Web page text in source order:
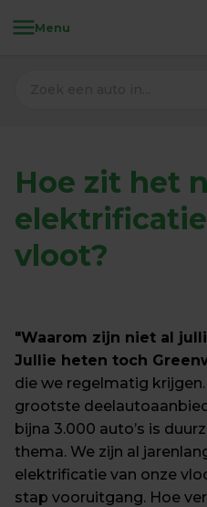
Menu
Hoe zit het
vloot?
"Waarom zijn niet al
Jullie heten toch
die we regelmatig
grootste
bijna 3.000 auto’s is
thema. We zijn al
elektrificatie van onze
stap vooruitgang. Hoe